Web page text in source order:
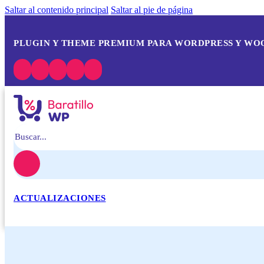
Saltar al contenido principal Saltar al pie de página
PLUGIN Y THEME PREMIUM PARA WORDPRESS Y
ACTUALIZACIONES